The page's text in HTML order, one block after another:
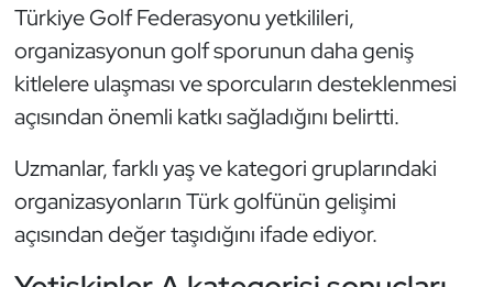
Türkiye Golf Federasyonu yetkilileri,
organizasyonun golf sporunun daha geniş
kitlelere ulaşması ve sporcuların desteklenmesi
açısından önemli katkı sağladığını belirtti.
Uzmanlar, farklı yaş ve kategori gruplarındaki
organizasyonların Türk golfünün gelişimi
açısından değer taşıdığını ifade ediyor.
Satranç
Su Topu
Sualtı Sporları
Tekvando
Tenis